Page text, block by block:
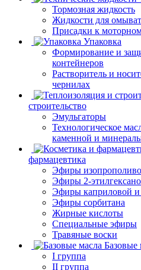
Тормозная жидкость
Жидкости для
Присадки к
Упаковка
Формирование и
контейнеров
Растворитель и
чернилах
строительство
Эмульгаторы
Технологическое
каменной и
фармацевтика
Эфиры
Эфиры 2-
Эфиры каприловой и
Эфиры сорбитана
Жирные кислоты
Специальные эфиры
Травяные воски
Базовые
I группа
II группа